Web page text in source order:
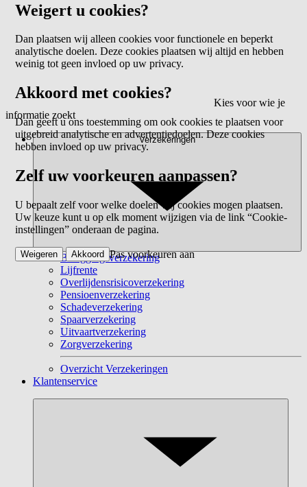
Kies voor wie je
informatie zoekt
Verzekeringen
Beleggingsverzekering
Lijfrente
Overlijdensrisicoverzekering
Pensioenverzekering
Schadeverzekering
Spaarverzekering
Uitvaartverzekering
Zorgverzekering
Overzicht Verzekeringen
Klantenservice
Weigert u cookies?
Dan plaatsen wij alleen cookies voor functionele en beperkt
analytische doelen. Deze cookies plaatsen wij altijd en hebben
weinig tot geen invloed op uw privacy.
Akkoord met cookies?
Dan geeft u ons toestemming om ook cookies te plaatsen voor
uitgebreid analytische en advertentiedoelen. Deze cookies
hebben invloed op uw privacy.
Zelf uw voorkeuren aanpassen?
U bepaalt zelf voor welke doelen wij cookies mogen plaatsen.
Uw keuze kunt u op elk moment wijzigen via de link “Cookie-
instellingen” onderaan de pagina.
Pas voorkeuren aan
Weigeren Akkoord